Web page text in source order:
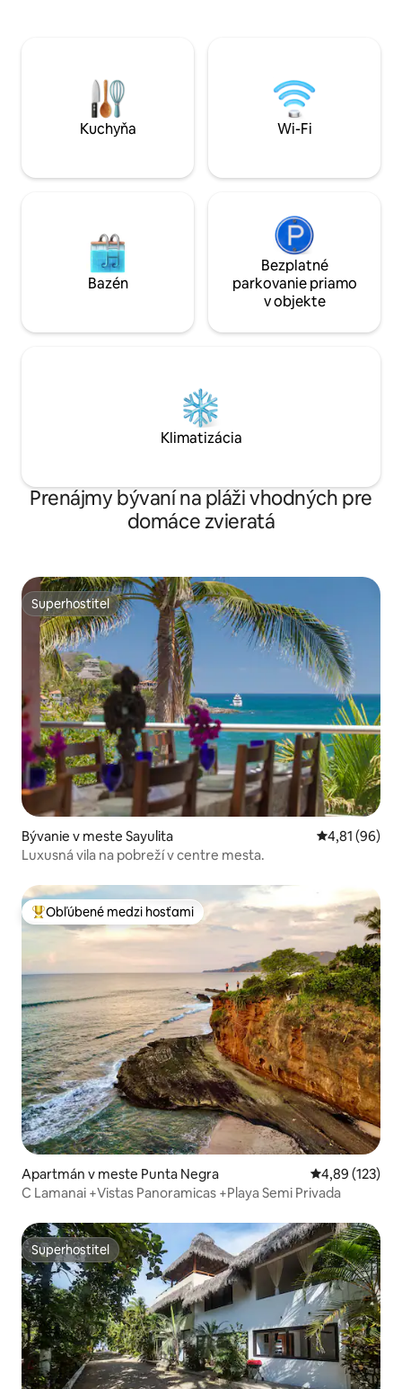
kútom, polovičnou kúpeľňou, mokrým
barom, posedením na pulte aležadlami.
mexickej
pohodlným
upratovacia
Kuchyňa Wi-Fi
Bazén
Bezplatné
parkovanie priamo
v objekte
Klimatizácia
Prenájmy bývaní na pláži vhodných pre
domáce zvieratá
Superhostiteľ
Superhostiteľ
Bývanie v meste Sayulita Priemerné
4,81 (96)
Luxusná vila na pobreží v centre mesta.
Najobľúbenejšie medzi hosťami
Obľúbené medzi hosťami
Apartmán v meste Punta Negra Priemerné
4,89 (123)
C Lamanai +Vistas Panoramicas +Playa Semi Privada
Superhostiteľ
Superhostiteľ